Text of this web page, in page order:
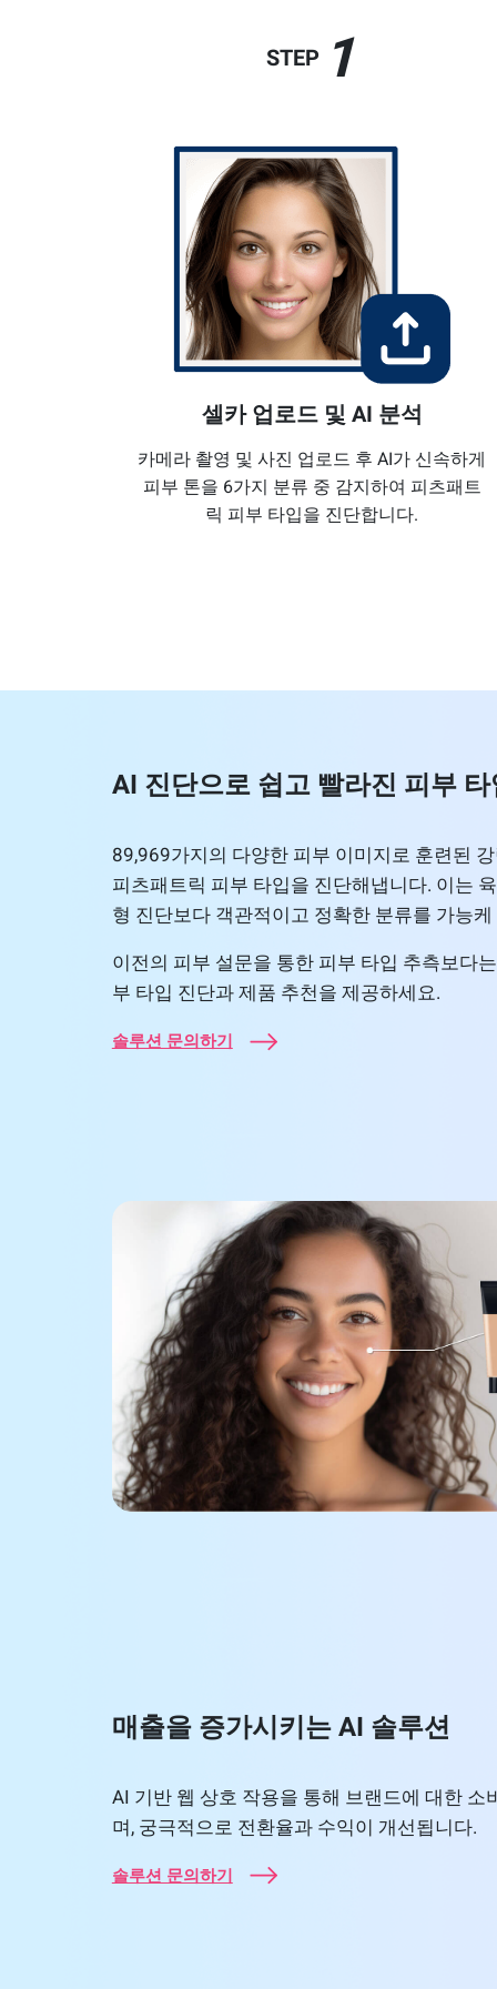
STEP 1
셀카 업로드 및 AI 분석
카메라 촬영 및 사진 업로드 후 AI가 신속하게
피부 톤을 6가지 분류 중 감지하여 피츠패트
릭 피부 타입을 진단합니다.
AI 진단으로 쉽고 빨라진 피부
89,969가지의 다양한 피부 이미지로 훈련된
피츠패트릭 피부 타입을 진단해냅니다. 이는
형 진단보다 객관적이고 정확한 분류를 가능케
이전의 피부 설문을 통한 피부 타입 추측보다
부 타입 진단과 제품 추천을 제공하세요.
솔루션 문의하기
매출을 증가시키는 AI 솔루션
AI 기반 웹 상호 작용을 통해 브랜드에 대한
며, 궁극적으로 전환율과 수익이 개선됩니다.
솔루션 문의하기